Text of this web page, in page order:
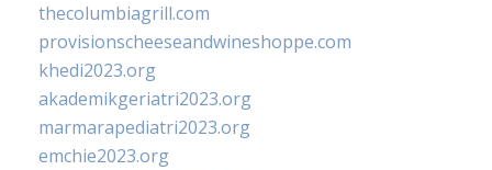
thecolumbiagrill.com
provisionscheeseandwineshoppe.com
khedi2023.org
akademikgeriatri2023.org
marmarapediatri2023.org
emchie2023.org